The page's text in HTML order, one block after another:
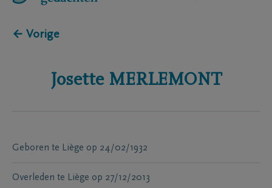
← Vorige
Josette MERLEMONT
Geboren te Liège op 24/02/1932
Overleden te Liège op 27/12/2013